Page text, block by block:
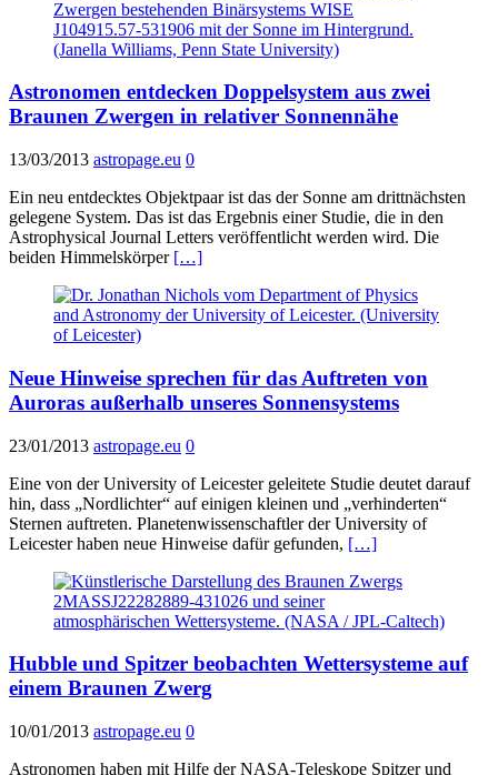
Astronomen entdecken Doppelsystem aus zwei
Braunen Zwergen in relativer Sonnennähe
13/03/2013 astropage.eu 0
Ein neu entdecktes Objektpaar ist das der Sonne am drittnächsten
gelegene System. Das ist das Ergebnis einer Studie, die in den
Astrophysical Journal Letters veröffentlicht werden wird. Die
beiden Himmelskörper […]
Neue Hinweise sprechen für das Auftreten von
Auroras außerhalb unseres Sonnensystems
23/01/2013 astropage.eu 0
Eine von der University of Leicester geleitete Studie deutet darauf
hin, dass „Nordlichter“ auf einigen kleinen und „verhinderten“
Sternen auftreten. Planetenwissenschaftler der University of
Leicester haben neue Hinweise dafür gefunden, […]
Hubble und Spitzer beobachten Wettersysteme auf
einem Braunen Zwerg
10/01/2013 astropage.eu 0
Astronomen haben mit Hilfe der NASA-Teleskope Spitzer und